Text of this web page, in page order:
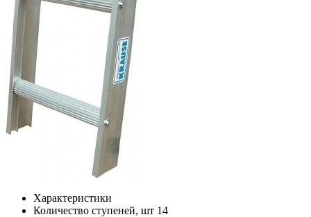
Характеристики
Количество ступеней, шт 14